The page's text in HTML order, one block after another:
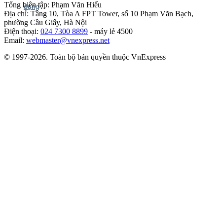
Tổng biên tập: Phạm Văn Hiếu
Địa chỉ: Tầng 10, Tòa A FPT Tower, số 10 Phạm Văn Bạch,
phường Cầu Giấy, Hà Nội
Điện thoại: 024 7300 8899 - máy lẻ 4500
Email: webmaster@vnexpress.net
© 1997-2026. Toàn bộ bản quyền thuộc VnExpress